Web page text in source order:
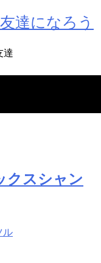
達になろう
達
クスシャン
ル